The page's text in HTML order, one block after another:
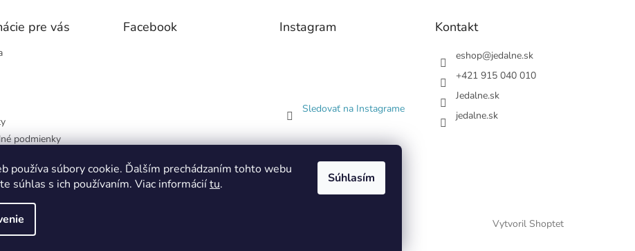
používa súbory cookie. Ďalším prechádzaním tohto webu
súhlas s ich používaním. Viac informáciítu. Súhlasím
pre vás
podmienky
údajov
Facebook Instagram
Sledovať na Instagrame
Kontakt
eshop@jedalne.sk
+421 915 040 010
Jedalne.sk
jedalne.sk
Vytvoril Shoptet